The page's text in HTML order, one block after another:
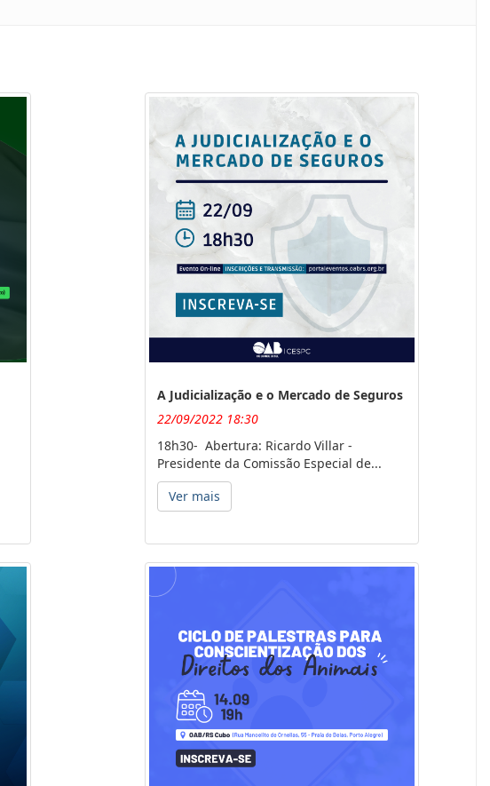
A Judicialização e o Mercado de Seguros
22/09/2022 18:30
18h30- Abertura: Ricardo Villar -
Presidente da Comissão Especial de...
Ver mais